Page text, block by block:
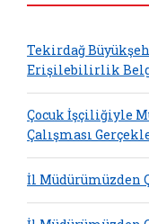
Tekirdağ
Erişilebilirlik
Çocuk İşçiliğiyle
Çalışması
İl Müdürümüzden